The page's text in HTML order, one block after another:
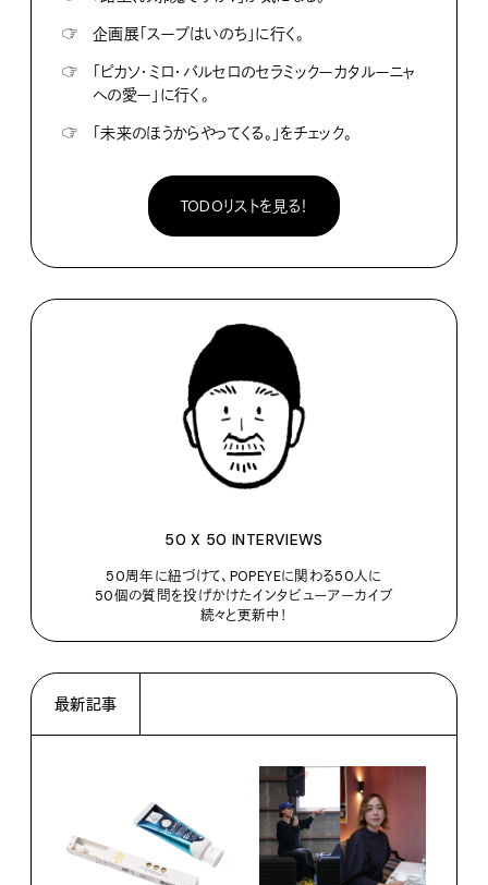
☞
企画展「スープはいのち」に行く。
☞
「ピカソ・ミロ・バルセロのセラミックーカタルーニャ
への愛ー」に行く。
☞
「未来のほうからやってくる。」をチェック。
TODOリストを見る！
50 X 50 INTERVIEWS
50周年に紐づけて、POPEYEに関わる50人に
50個の質問を投げかけたインタビューアーカイブ
続々と更新中！
最新記事